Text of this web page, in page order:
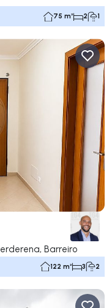
75 m² 2 1
Barreiro
122 m² 3 2